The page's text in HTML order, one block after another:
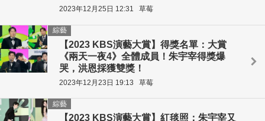
2023年12月25日 12:31 草莓
【2023 KBS演藝大賞】得獎名單：大賞
《兩天一夜4》全體成員！朱宇宰得獎爆
哭，洪恩採獲雙獎！
綜藝
2023年12月23日 19:13 草莓
【2023 KBS演藝大賞】紅毯照：朱宇宰又
綜藝